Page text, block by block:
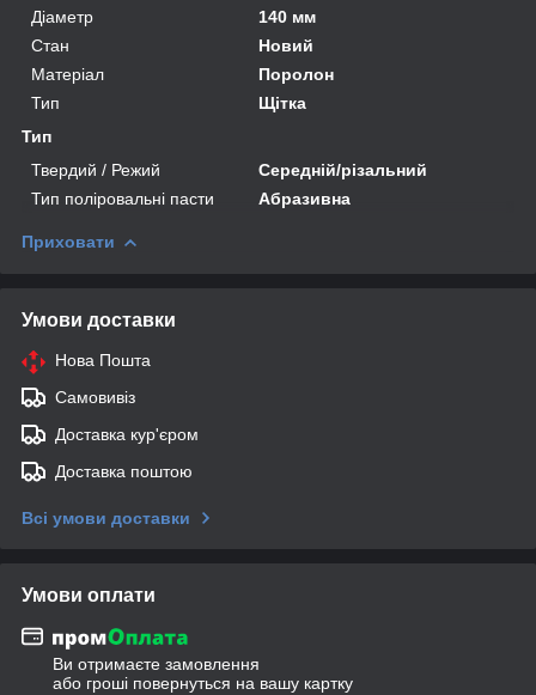
Діаметр
140 мм
Стан
Новий
Матеріал
Поролон
Тип
Щітка
Тип
Твердий / Режий
Середній/різальний
Тип поліровальні пасти
Абразивна
Приховати
Умови доставки
Нова Пошта
Самовивіз
Доставка кур'єром
Доставка поштою
Всі умови доставки
Умови оплати
Ви отримаєте замовлення
або гроші повернуться на вашу картку